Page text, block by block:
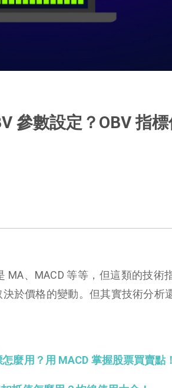
參數設定？OBV 指
、MACD 等等，但這類的技術
於價格的變動。但其實技術分析
麼用？用 MACD 掌握股票買賣點